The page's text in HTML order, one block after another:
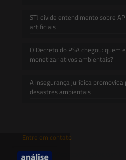
STJ divide entendimento sobre
artificiais
O Decreto do PSA chegou: quem
monetizar ativos ambientais?
A insegurança jurídica promovida
desastres ambientais
Entre em contato
contato@saesadvogados.com.br